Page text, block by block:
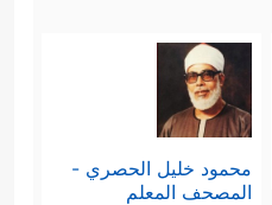
محمود خليل الحصري -
المصحف المعلم